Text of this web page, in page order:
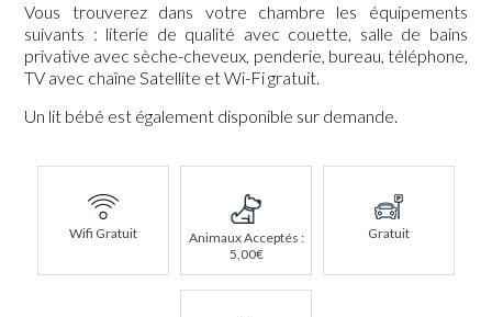
Vous trouverez dans votre chambre les équipements
suivants : literie de qualité avec couette, salle de bains
privative avec sèche-cheveux, penderie, bureau, téléphone,
TV avec chaîne Satellite et Wi-Fi gratuit.
Un lit bébé est également disponible sur demande.
Wifi Gratuit
Animaux Acceptés :
5,00€
Gratuit